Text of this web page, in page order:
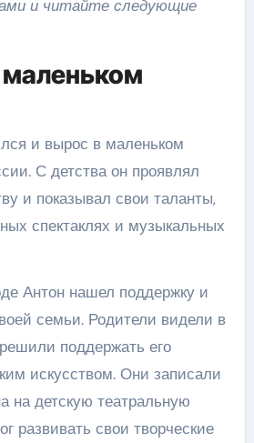
и читайте следующие
и вырос в маленьком
С детства он проявлял
и показывал свои таланты,
спектаклях и музыкальных
Антон нашел поддержку и
семьи. Родители видели в
поддержать его
искусством. Они записали
на детскую театральную
развивать свои творческие